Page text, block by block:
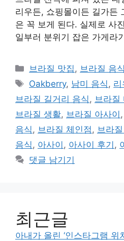
리우든, 쇼핑몰이든 길가든
은 꼭 보게 된다. 실제로 사
일부러 분위기 잡은 가게라
카
테
리
브라질 맛집 , 브라질 음식
태
그
Oakberry, 남미 음식 , 리
브라질 길거리 음식 , 브라질
브라질 생활, 브라질 아사이 ,
음식 , 브라질 체인점 , 브라
음식 , 아사이 , 아사이 후기 ,
댓글 남기기
최근글
아내가 올린 ‘인스타그램 위